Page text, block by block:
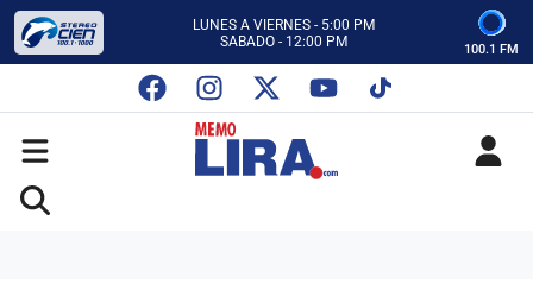
LUNES A VIERNES - 5:00 PM
SABADO - 12:00 PM
CON MEMO LIRA Y SU EQUIPO
LUNES A VIERNES - 5:00 PM
SABADO - 12:00 PM
100.1 FM